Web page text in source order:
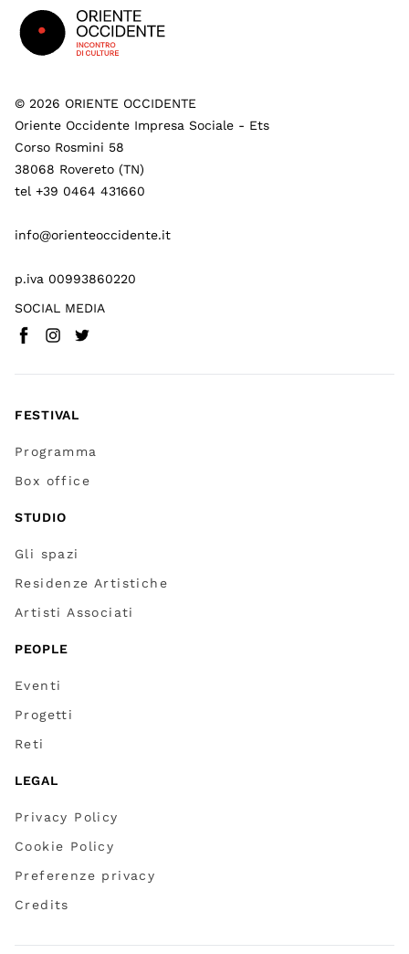
© 2026 ORIENTE OCCIDENTE
Oriente Occidente Impresa Sociale - Ets
Corso Rosmini 58
38068 Rovereto (TN)
tel +39 0464 431660
info@orienteoccidente.it
p.iva 00993860220
SOCIAL MEDIA
Facebook(
Instagram
Twitter
FESTIVAL
Programma
Box office
STUDIO
Gli spazi
Residenze Artistiche
Artisti Associati
PEOPLE
Eventi
Progetti
Reti
LEGAL
Privacy Policy
Cookie Policy
Preferenze privacy
Credits